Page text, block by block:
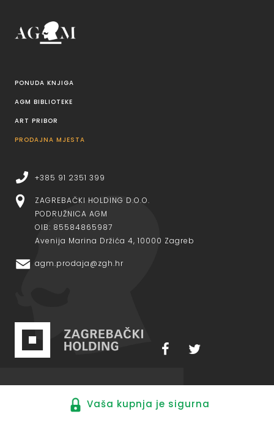
PONUDA KNJIGA
AGM BIBLIOTEKE
ART PRIBOR
PRODAJNA MJESTA
+385 91 2351 399
ZAGREBAČKI HOLDING D.O.O.
PODRUŽNICA AGM
OIB: 85584865987
Avenija Marina Držića 4, 10000 Zagreb
agm.prodaja@zgh.hr
Vaša kupnja je sigurna